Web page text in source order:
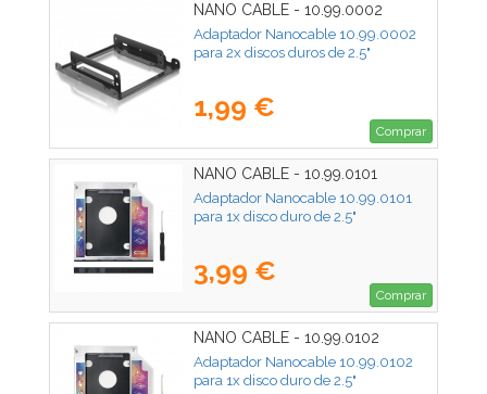
NANO CABLE - 10.99.0002
Adaptador Nanocable 10.99.0002
para 2x discos duros de 2.5"
1,99 €
Comprar
NANO CABLE - 10.99.0101
Adaptador Nanocable 10.99.0101
para 1x disco duro de 2.5"
3,99 €
Comprar
NANO CABLE - 10.99.0102
Adaptador Nanocable 10.99.0102
para 1x disco duro de 2.5"